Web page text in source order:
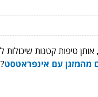
אותן טיפות קטנות
מהמזגן עם אינפראטסט